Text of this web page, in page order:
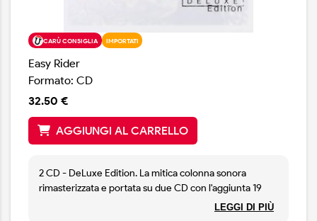
CARÙ CONSIGLIA IMPORTATI
Easy Rider
Formato: CD
32.50 €
AGGIUNGI AL CARRELLO
2 CD - DeLuxe Edition. La mitica colonna sonora
rimasterizzata e portata su due CD con l'aggiunta 19
brani dell'epoca. Un libretto corposo completa laLEGGI DI PIÙ